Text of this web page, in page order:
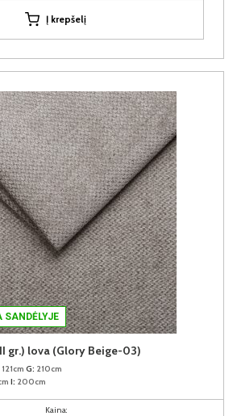
Į krepšelį
SANDĖLYJE
gr.) lova (Glory Beige-03)
121cm G: 210cm
I: 200cm
Kaina: